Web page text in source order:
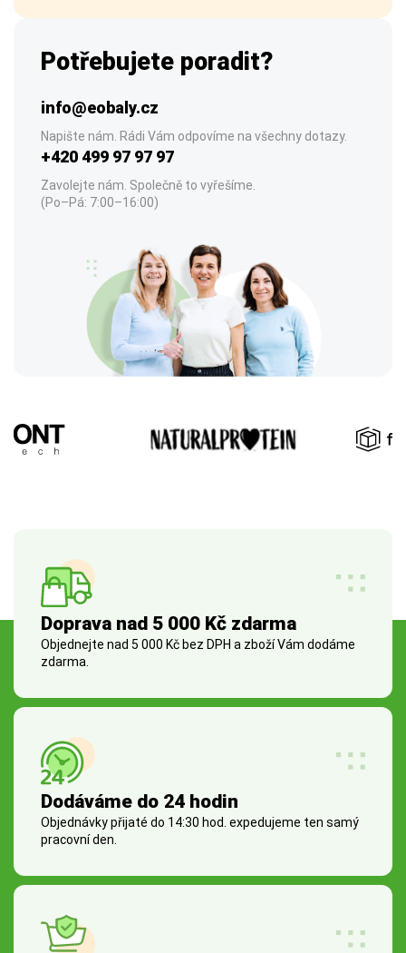
Potřebujete poradit?
info@eobaly.cz
Napište nám. Rádi Vám odpovíme na všechny dotazy.
+420 499 97 97 97
Zavolejte nám. Společně to vyřešíme.
(Po–Pá: 7:00–16:00)
Doprava nad 5 000 Kč zdarma
Objednejte nad 5 000 Kč bez DPH a zboží Vám dodáme
zdarma.
Dodáváme do 24 hodin
Objednávky přijaté do 14:30 hod. expedujeme ten samý
pracovní den.